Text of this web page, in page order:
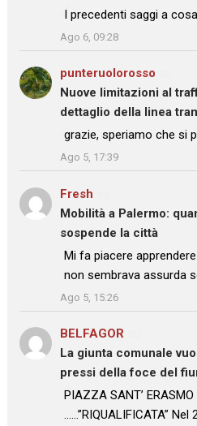
: “I precedenti saggi a
Ago 6, 09:28
punteruolorosso
Nuove limitazioni al
dettaglio della linea
: “
grazie, speriamo che si
”
Ago 5, 17:39
Fresh
Mobilità a Palermo:
sospende la città
: “
Mi fa piacere
non sembrava assurda
”
Ago 5, 15:26
BELFAGOR
La giunta comunale
pressi della foce del
: “
PIAZZA SANT’ ERASMO
……”RIQUALIFICATA” Nel